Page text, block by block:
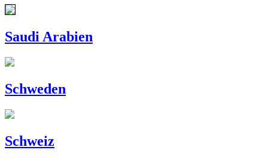
Saudi Arabien
Schweden
Schweiz